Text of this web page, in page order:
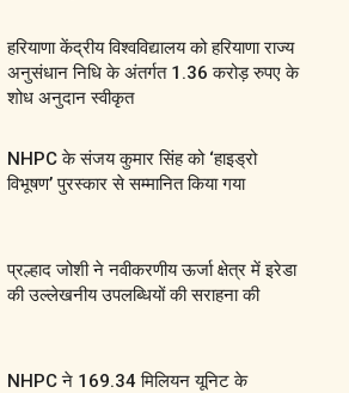
हरियाणा केंद्रीय विश्वविद्यालय को हरियाणा राज्य
अनुसंधान निधि के अंतर्गत 1.36 करोड़ रुपए के
शोध अनुदान स्वीकृत
NHPC के संजय कुमार सिंह को ‘हाइड्रो
विभूषण’ पुरस्कार से सम्मानित किया गया
प्रल्हाद जोशी ने नवीकरणीय ऊर्जा क्षेत्र में इरेडा
की उल्लेखनीय उपलब्धियों की सराहना की
NHPC ने 169.34 मिलियन यूनिट के